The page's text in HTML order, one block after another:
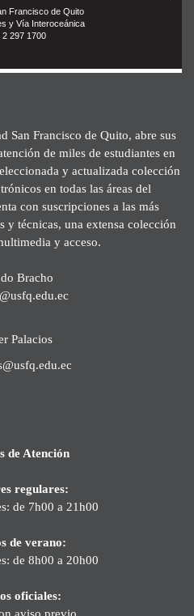
Francisco de Quito
y Vía Interoceánica
2 297 1700
San Francisco de Quito, abre sus
de miles de estudiantes en
y actualizada colección
en todas las áreas del
con suscripciones a las más
y técnicas, una extensa colección
y acceso.
Bracho
Palacios
de Atención
regulares:
de 7h00 a 21h00
de verano:
de 8h00 a 20h00
oficiales:
aviso previo